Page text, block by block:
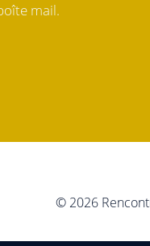
mail.
© 2026